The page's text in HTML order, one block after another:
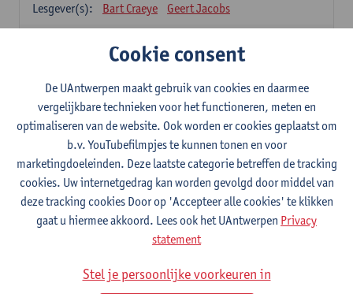
Lesgever(s):
Bart Craeye Geert Jacobs
2E SEM
Karolien Couscheir
Christina Makoundou
2-Kinematica en Dynamica
2E SEM
studiepunten
Lesgever(s):
Gunther Steenackers Steven Lenssen
2-Materiaalkunde
2E SEM
3studiepunten
Linda Beenaerts
S2-Wiskunde
2E SEM
studiepunten
Cookie consent
De UAntwerpen maakt gebruik van cookies en daarmee
vergelijkbare technieken voor het functioneren, meten en
optimaliseren van de website. Ook worden er cookies geplaatst om
b.v. YouTubefilmpjes te kunnen tonen en voor
marketingdoeleinden. Deze laatste categorie betreffen de tracking
cookies. Uw internetgedrag kan worden gevolgd door middel van
deze tracking cookies Door op 'Accepteer alle cookies' te klikken
gaat u hiermee akkoord. Lees ook het UAntwerpen Privacy
statement
Stel je persoonlijke voorkeuren in